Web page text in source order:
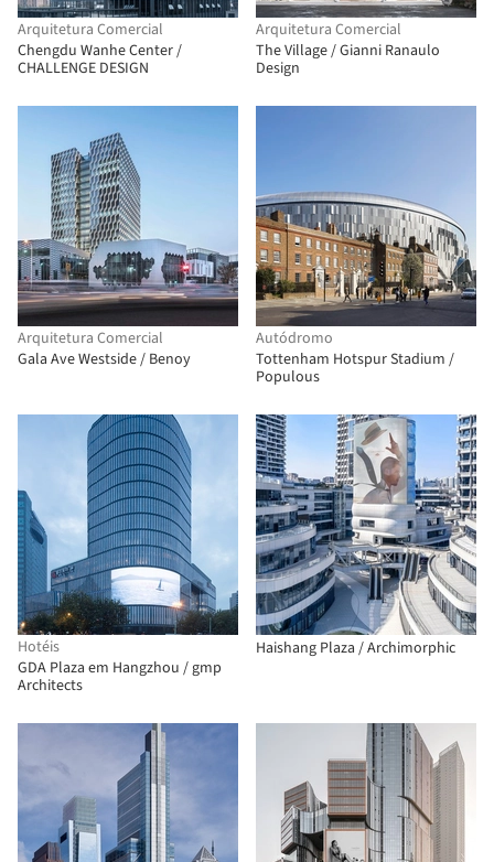
Arquitetura Comercial
Chengdu Wanhe Center /
CHALLENGE DESIGN
Arquitetura Comercial
The Village / Gianni Ranaulo
Design
Arquitetura Comercial
Gala Ave Westside / Benoy
Autódromo
Tottenham Hotspur Stadium /
Populous
Hotéis
GDA Plaza em Hangzhou / gmp
Architects
Haishang Plaza / Archimorphic